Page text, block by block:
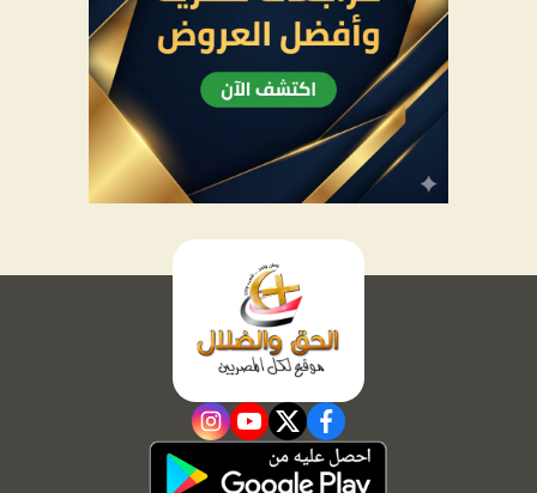
facebook
twitter
youtube
instagram